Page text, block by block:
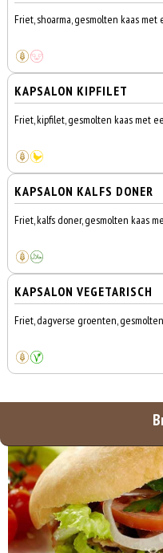
Friet, shoarma, gesmolten kaas met
KAPSALON KIPFILET
Friet, kipfilet, gesmolten kaas met
KAPSALON KALFS DONER
Friet, kalfs doner, gesmolten kaas
KAPSALON VEGETARISCH
Friet, dagverse groenten,